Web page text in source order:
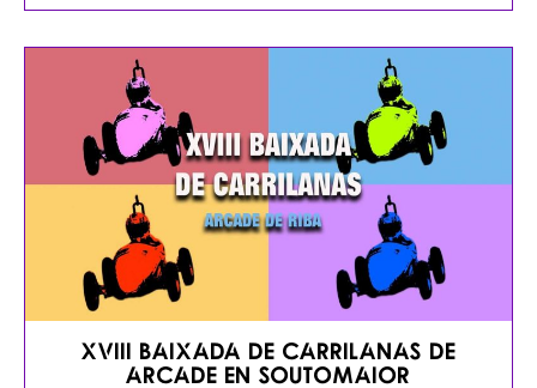
XVIII Baixada de Carrilanas de
Arcade en Soutomaior